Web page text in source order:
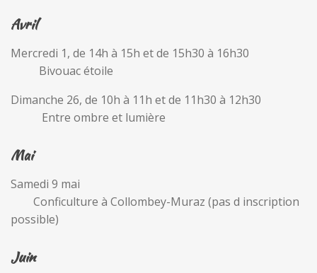
Avril
Mercredi 1, de 14h à 15h et de 15h30 à 16h30
Bivouac étoile
Dimanche 26, de 10h à 11h et de 11h30 à 12h30
Entre ombre et lumière
Mai
Samedi 9 mai
Conficulture à Collombey-Muraz (pas d inscription
possible)
Juin